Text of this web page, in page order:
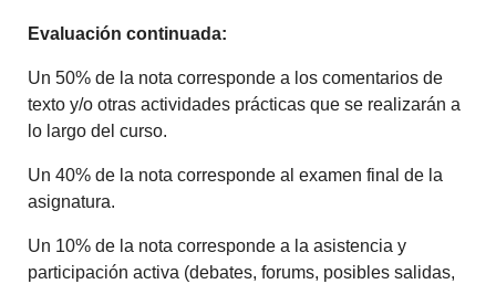
Evaluación continuada:
Un 50% de la nota corresponde a los comentarios de
texto y/o otras actividades prácticas que se realizarán a
lo largo del curso.
Un 40% de la nota corresponde al examen final de la
asignatura.
Un 10% de la nota corresponde a la asistencia y
participación activa (debates, forums, posibles salidas,